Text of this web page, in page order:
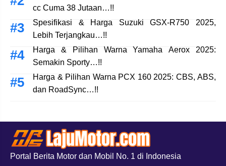
cc Cuma 38 Jutaan…!!
Spesifikasi & Harga Suzuki GSX-R750 2025,
Lebih Terjangkau…!!
Harga & Pilihan Warna Yamaha Aerox 2025:
Semakin Sporty…!!
Harga & Pilihan Warna PCX 160 2025: CBS, ABS,
dan RoadSync…!!
Portal Berita Motor dan Mobil No. 1 di Indonesia